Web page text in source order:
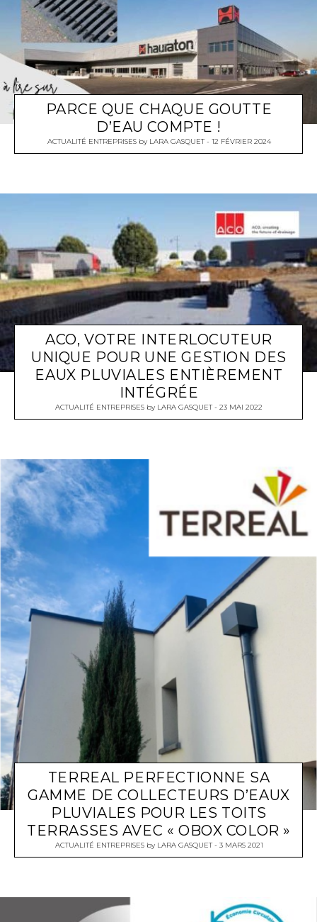
PARCE QUE CHAQUE GOUTTE
D’EAU COMPTE !
ACTUALITÉ ENTREPRISESby LARA GASQUET 12 FÉVRIER 2024
ACO, VOTRE INTERLOCUTEUR
UNIQUE POUR UNE GESTION DES
EAUX PLUVIALES ENTIÈREMENT
INTÉGRÉE
ACTUALITÉ ENTREPRISES by LARA GASQUET 23 MAI 2022
TERREAL PERFECTIONNE SA
GAMME DE COLLECTEURS D’EAUX
PLUVIALES POUR LES TOITS
TERRASSES AVEC « OBOX COLOR »
ACTUALITÉ ENTREPRISESby LARA GASQUET 3 MARS 2021